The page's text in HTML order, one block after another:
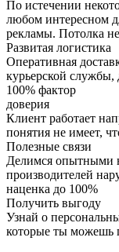
По истечении
любом интересном
рекламы. Потолка
Развитая логистика
Оперативная
курьерской службы,
100% фактор
доверия
Клиент работает
понятия не имеет,
Полезные связи
Делимся опытными
производителей
наценка до 100%
Получить выгоду
Узнай о
которые ты можешь